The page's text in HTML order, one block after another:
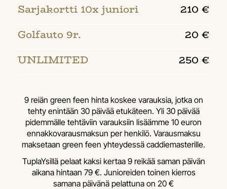
Sarjakortti 10x juniori
210 €
Golfauto 9r.
20 €
UNLIMITED
250 €
9 reiän green feen hinta koskee varauksia, jotka on
tehty enintään 30 päivää etukäteen. Yli 30 päivää
pidemmälle tehtäviin varauksiin lisäämme 10 euron
ennakkovarausmaksun per henkilö. Varausmaksu
maksetaan green feen yhteydessä caddiemasterille.
TuplaYsillä pelaat kaksi kertaa 9 reikää saman päivän
aikana hintaan 79 €. ​​​​​​​Junioreiden toinen kierros
samana päivänä pelattuna on 20 €